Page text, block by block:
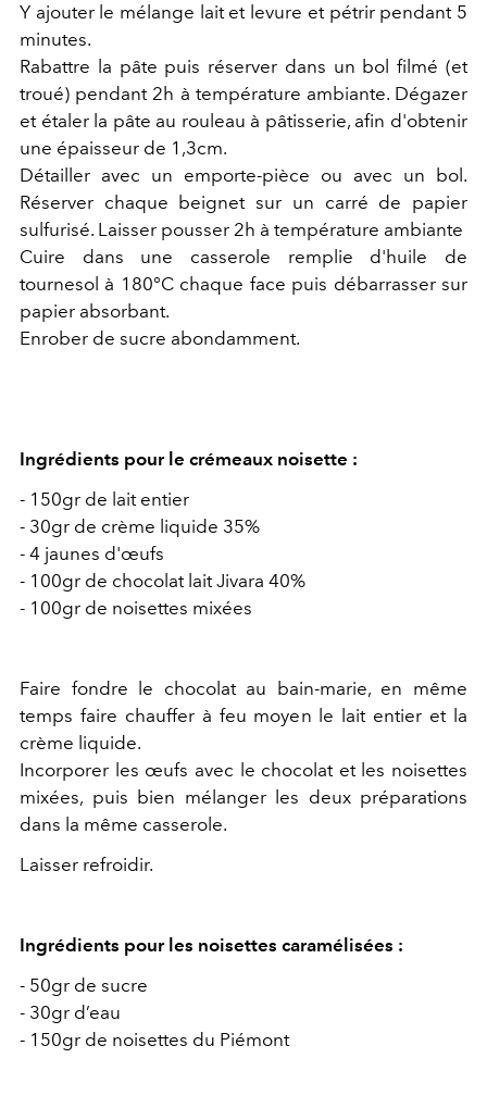
Y ajouter le mélange lait et levure et pétrir pendant 5
minutes.
Rabattre la pâte puis réserver dans un bol filmé (et
troué) pendant 2h à température ambiante. Dégazer
et étaler la pâte au rouleau à pâtisserie, afin d'obtenir
une épaisseur de 1,3cm.
Détailler avec un emporte-pièce ou avec un bol.
Réserver chaque beignet sur un carré de papier
sulfurisé. Laisser pousser 2h à température ambiante
Cuire dans une casserole remplie d'huile de
tournesol à 180°C chaque face puis débarrasser sur
papier absorbant.
Enrober de sucre abondamment.
Ingrédients pour le crémeaux noisette :
- 150gr de lait entier
- 30gr de crème liquide 35%
- 4 jaunes d'œufs
- 100gr de chocolat lait Jivara 40%
- 100gr de noisettes mixées
Faire fondre le chocolat au bain-marie, en même
temps faire chauffer à feu moyen le lait entier et la
crème liquide.
Incorporer les œufs avec le chocolat et les noisettes
mixées, puis bien mélanger les deux préparations
dans la même casserole.
Laisser refroidir.
Ingrédients pour les noisettes caramélisées :
- 50gr de sucre
- 30gr d’eau
- 150gr de noisettes du Piémont